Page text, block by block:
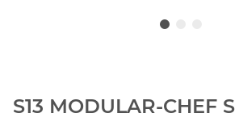
S13 MODULAR-CHEF